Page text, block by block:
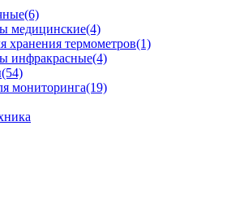
(6)
медицинские(4)
хранения термометров(1)
инфракрасные(4)
(54)
мониторинга(19)